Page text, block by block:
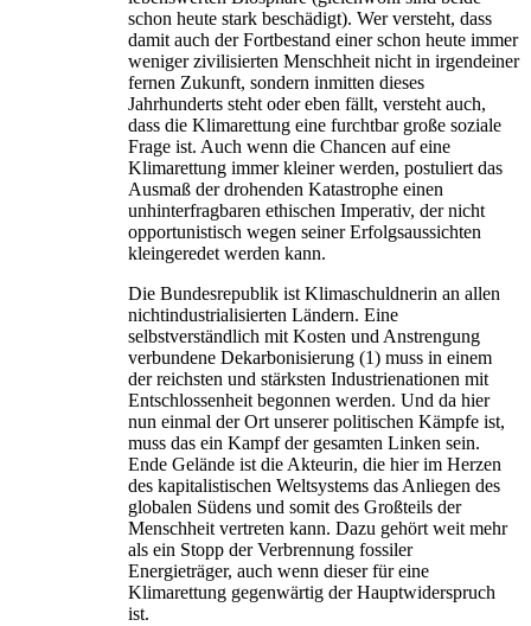
schon heute stark beschädigt). Wer versteht, dass
damit auch der Fortbestand einer schon heute immer
weniger zivilisierten Menschheit nicht in irgendeiner
fernen Zukunft, sondern inmitten dieses
Jahrhunderts steht oder eben fällt, versteht auch,
dass die Klimarettung eine furchtbar große soziale
Frage ist. Auch wenn die Chancen auf eine
Klimarettung immer kleiner werden, postuliert das
Ausmaß der drohenden Katastrophe einen
unhinterfragbaren ethischen Imperativ, der nicht
opportunistisch wegen seiner Erfolgsaussichten
kleingeredet werden kann.
Die Bundesrepublik ist Klimaschuldnerin an allen
nichtindustrialisierten Ländern. Eine
selbstverständlich mit Kosten und Anstrengung
verbundene Dekarbonisierung (1) muss in einem
der reichsten und stärksten Industrienationen mit
Entschlossenheit begonnen werden. Und da hier
nun einmal der Ort unserer politischen Kämpfe ist,
muss das ein Kampf der gesamten Linken sein.
Ende Gelände ist die Akteurin, die hier im Herzen
des kapitalistischen Weltsystems das Anliegen des
globalen Südens und somit des Großteils der
Menschheit vertreten kann. Dazu gehört weit mehr
als ein Stopp der Verbrennung fossiler
Energieträger, auch wenn dieser für eine
Klimarettung gegenwärtig der Hauptwiderspruch
ist.